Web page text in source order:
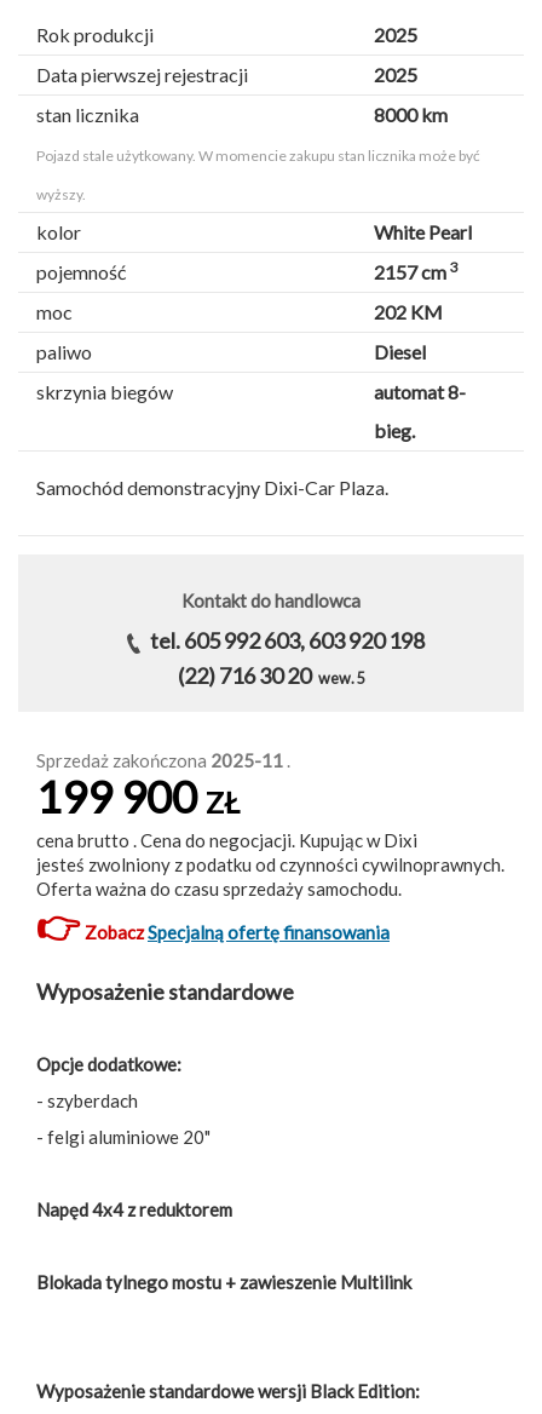
Rok produkcji
2025
Data pierwszej rejestracji
2025
stan licznika
8000 km
Pojazd stale użytkowany. W momencie zakupu stan licznika może być
wyższy.
kolor
White Pearl
pojemność
2157 cm 3
moc
202 KM
paliwo
Diesel
skrzynia biegów
automat 8-
bieg.
Samochód demonstracyjny Dixi-Car Plaza.
Kontakt do handlowca
tel. 605 992 603, 603 920 198
(22) 716 30 20 wew. 5
Sprzedaż zakończona 2025-11 .
199 900 ZŁ
cena brutto . Cena do negocjacji. Kupując w Dixi
jesteś zwolniony z podatku od czynności cywilnoprawnych.
Oferta ważna do czasu sprzedaży samochodu.
👉ZobaczSpecjalną ofertę finansowania
Wyposażenie standardowe
Opcje dodatkowe:
- szyberdach
- felgi aluminiowe 20"
Napęd 4x4 z reduktorem
Blokada tylnego mostu + zawieszenie Multilink
Wyposażenie standardowe wersji Black Edition: